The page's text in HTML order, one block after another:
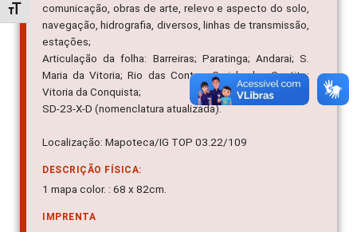
Alternar tamanho da fonte
comunicação, obras de arte, relevo e aspecto do solo,
navegação, hidrografia, diversos, linhas de transmissão,
estações;
Articulação da folha: Barreiras; Paratinga; Andarai; S.
Maria da Vitoria; Rio das Contas; Carinhanha; Caetite;
Vitoria da Conquista;
SD-23-X-D (nomenclatura atualizada).
Localização: Mapoteca/IG TOP 03.22/109
DESCRIÇÃO FÍSICA:
1 mapa color. : 68 x 82cm.
IMPRENTA